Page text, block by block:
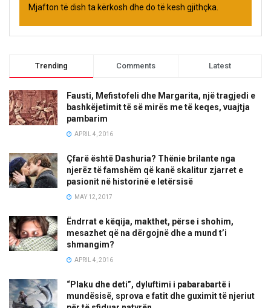
Mjafton të dish ta kërkosh dhe do të kesh gjithçka.
Trending Comments Latest
Fausti, Mefistofeli dhe Margarita, një tragjedi e
bashkëjetimit të së mirës me të keqes, vuajtja
pambarim
APRIL 4, 2016
Çfarë është Dashuria? Thënie brilante nga
njerëz të famshëm që kanë skalitur zjarret e
pasionit në historinë e letërsisë
MAY 12, 2017
Ëndrrat e këqija, makthet, përse i shohim,
mesazhet që na dërgojnë dhe a mund t’i
shmangim?
APRIL 4, 2016
“Plaku dhe deti”, dyluftimi i pabarabartë i
mundësisë, sprova e fatit dhe guximit të njeriut